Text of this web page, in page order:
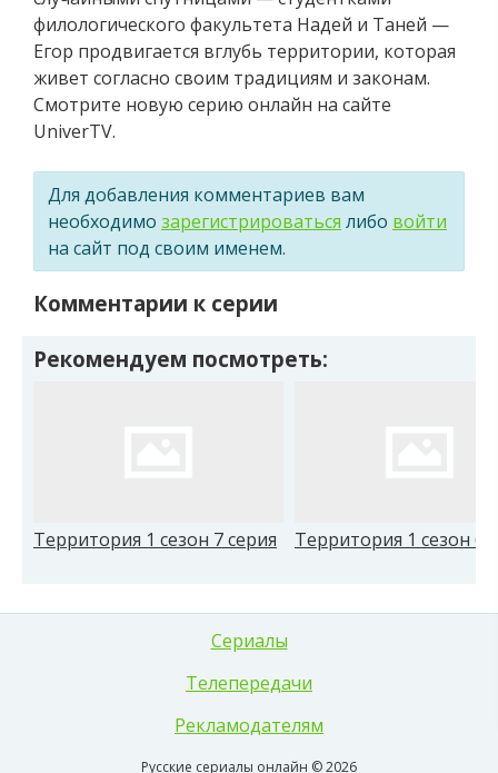
филологического факультета Надей и Таней —
Егор продвигается вглубь территории, которая
живет согласно своим традициям и законам.
Смотрите новую серию онлайн на сайте
UniverTV.
Для добавления комментариев вам
необходимо зарегистрироваться либо войти
на сайт под своим именем.
Комментарии к серии
Рекомендуем посмотреть:
Территория 1 сезон 7 серия Территория 1 сезон 6
Сериалы
Телепередачи
Рекламодателям
Русские сериалы онлайн © 2026